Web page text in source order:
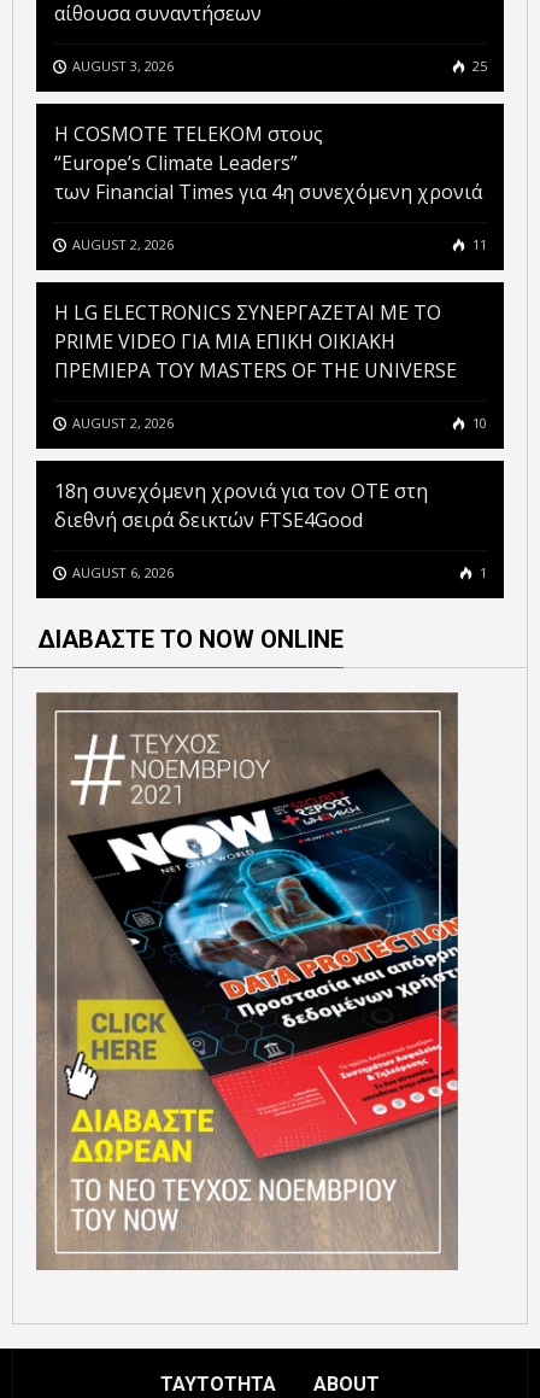
αίθουσα συναντήσεων
AUGUST 3, 2026 25
Η COSMOTE TELEKOM στους
“Europe’s Climate Leaders”
των Financial Times για 4η συνεχόμενη χρονιά
AUGUST 2, 2026 11
H LG ELECTRONICS ΣΥΝΕΡΓΑΖΕΤΑΙ ΜΕ ΤΟ
PRIME VIDEO ΓΙΑ ΜΙΑ ΕΠΙΚΗ ΟΙΚΙΑΚΗ
ΠΡΕΜΙΕΡΑ ΤΟΥ MASTERS OF THE UNIVERSE
AUGUST 2, 2026 10
18η συνεχόμενη χρονιά για τον ΟΤΕ στη
διεθνή σειρά δεικτών FTSE4Good
AUGUST 6, 2026 1
ΔΙΑΒΑΣΤΕ ΤΟ NOW ONLINE
ΤΑΥΤΟΤΗΤΑ ABOUT